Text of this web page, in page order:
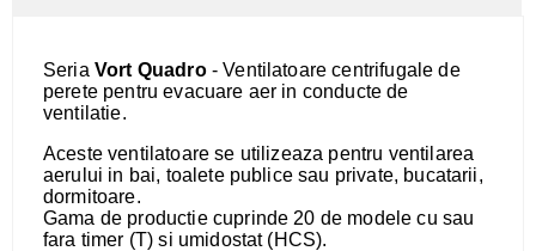
Seria Vort Quadro- Ventilatoare centrifugale de
perete pentru evacuare aer in conducte de
ventilatie.
Aceste ventilatoare se utilizeaza pentru ventilarea
aerului in bai, toalete publice sau private, bucatarii,
dormitoare.
Gama de productie cuprinde 20 de modele cu sau
fara timer (T) si umidostat (HCS).